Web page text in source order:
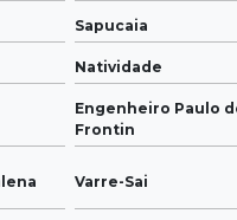
Sapucaia
Natividade
Engenheiro Paulo
Frontin
Varre-Sai